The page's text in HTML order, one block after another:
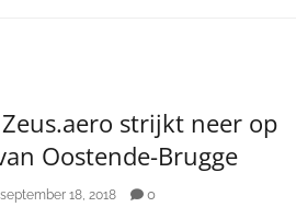
strijkt neer op
Oostende-Brugge
september 18, 2018 0